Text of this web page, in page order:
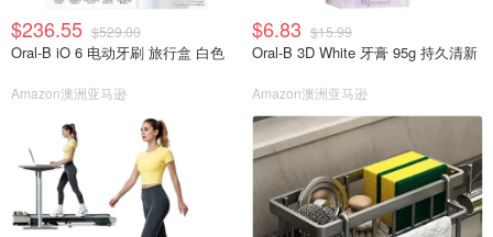
$236.55 $529.00
Oral-B iO 6 电动牙刷 旅行盒 白色
Amazon澳洲亚马逊
$6.83 $15.99
Oral-B 3D White 牙膏 95g 持久清新
Amazon澳洲亚马逊